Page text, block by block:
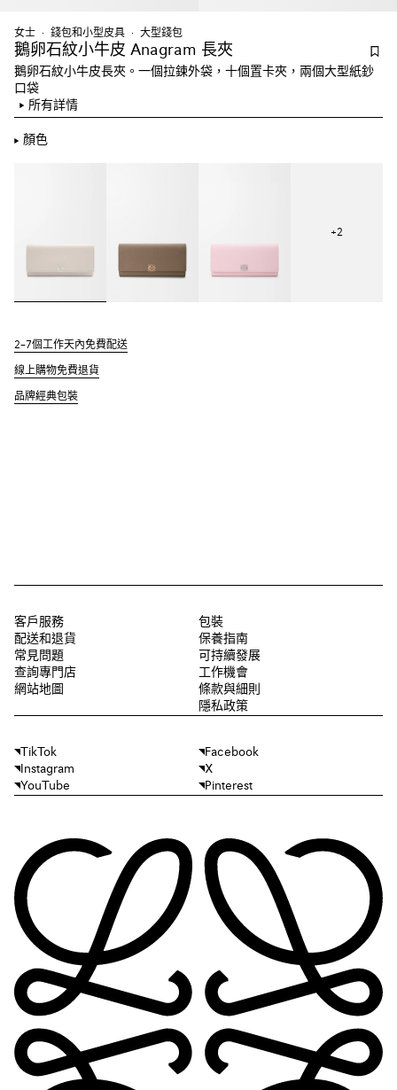
女士 錢包和小型皮具 大型錢包
鵝卵石紋小牛皮 Anagram 長夾
鵝卵石紋小牛皮長夾。一個拉鍊外袋，十個置卡夾，兩個大型紙鈔
口袋
所有詳情
顏色
+2
2–7個工作天內免費配送
線上購物免費退貨
品牌經典包裝
客戶服務
配送和退貨
常見問題
查詢專門店
網站地圖
包裝
保養指南
可持續發展
工作機會
條款與細則
隱私政策
TikTok
Facebook
Instagram
X
YouTube
Pinterest